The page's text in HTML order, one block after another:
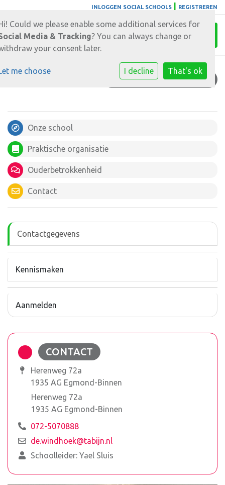
INLOGGEN SOCIAL SCHOOLS REGISTREREN
CONTACTGEGEVENS
Onze school
Praktische organisatie
Ouderbetrokkenheid
Contact
Contactgegevens
Kennismaken
Aanmelden
CONTACT
Herenweg 72a
1935 AG Egmond-Binnen
Herenweg 72a
1935 AG Egmond-Binnen
072-5070888
de.windhoek@tabijn.nl
Schoolleider: Yael Sluis
Could we please enable some additional services for
Media & Tracking? You can always change or
your consent later.
me choose I decline That's ok